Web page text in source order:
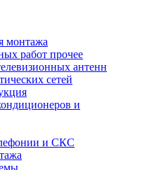
монтажа
работ прочее
антенн
сетей
и
и СКС